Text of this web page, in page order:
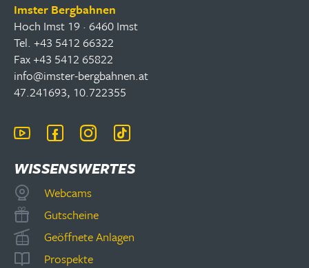
Imster Bergbahnen
Hoch Imst 19 · 6460 Imst
Tel. +43 5412 66322
Fax +43 5412 65822
info@imster-bergbahnen.at
47.241693, 10.722355
WISSENSWERTES
Webcams
Gutscheine
Geöffnete Anlagen
Prospekte